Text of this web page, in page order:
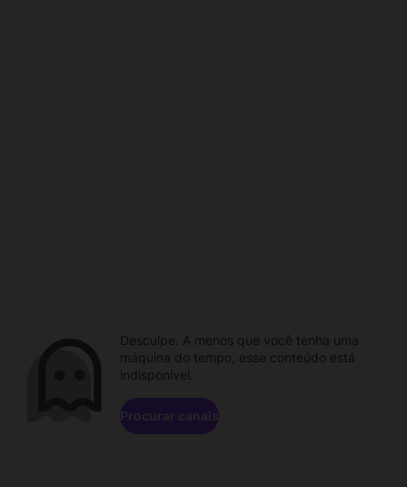
Desculpe. A menos que você tenha uma
máquina do tempo, esse conteúdo está
indisponível.
Procurar canais